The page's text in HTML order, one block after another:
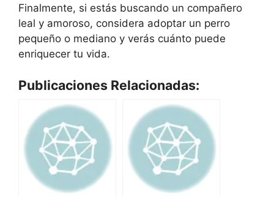
Finalmente, si estás buscando un compañero
leal y amoroso, considera adoptar un perro
pequeño o mediano y verás cuánto puede
enriquecer tu vida.
Publicaciones Relacionadas: